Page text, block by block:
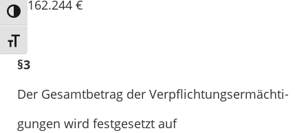
Umschalten auf hohe Kontraste
Schrift vergrößern
2.162.244 €
§3
Der Gesamtbetrag der Verpflichtungsermächti-
gungen wird festgesetzt auf